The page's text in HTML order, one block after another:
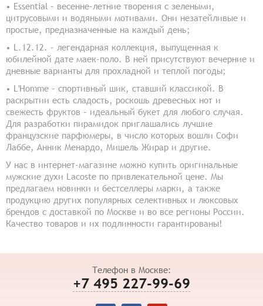
• Essential – весенне-летние творения с зелеными,
цитрусовыми и водяными мотивами. Они незатейливые и
простые, предназначенные на каждый день;
• L.12.12. – легендарная коллекция, выпущенная к
юбилейной дате маек-поло. В ней присутствуют вечерние и
дневные варианты для прохладной и теплой погоды;
• L'Homme – спортивный шик, ставший классикой. В
раскрытии есть сладость, роскошь древесных нот и
свежесть фруктов – идеальный букет для любого случая.
Для разработки пирамидок приглашались лучшие
французские парфюмеры, в число которых вошли Софи
Лаббе, Анник Менардо, Мишель Жирар и другие.
У нас в интернет-магазине можно купить оригинальные
мужские духи Lacoste по привлекательной цене. Мы
предлагаем новинки и бестселлеры марки, а также
продукцию других популярных селективных и люксовых
брендов с доставкой по Москве и во все регионы России.
Качество товаров и их подлинности гарантированы!
Телефон в Москве:
+7 495 227-99-69